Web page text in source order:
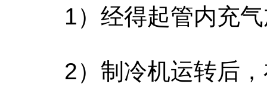
1）经得起管内充气
2）制冷机运转后，